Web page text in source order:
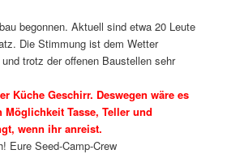
begonnen. Aktuell sind etwa 20 Leute
Die Stimmung ist dem Wetter
trotz der offenen Baustellen sehr
Küche Geschirr. Deswegen wäre es
Tasse, Teller und
wenn ihr anreist.
Eure Seed-Camp-Crew